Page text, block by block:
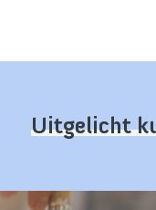
Uitgelicht